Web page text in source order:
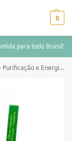
0
para todo Brasil!
e Energia Positiva